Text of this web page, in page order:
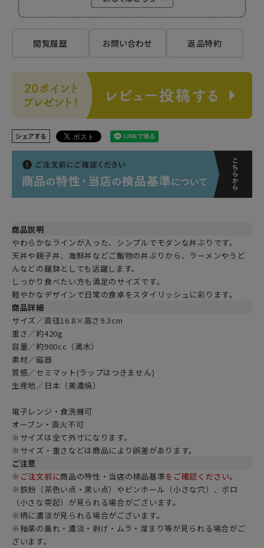
閲覧履歴 お問い合わせ 返品特約
シェアする
商品説明
やわらかなラインが入った、シンプルでモダンな丼ぶりです。
天丼や親子丼、海鮮丼などご飯物の丼ぶりから、ラーメンやうど
んなどの麺鉢としても活躍します。
しっかり食べたい方も満足のサイズです。
軽やかなデザインで日常の食卓をスタイリッシュに彩ります。
商品詳細
サイズ／直径16.8×高さ9.3cm
重さ／約420g
容量／約900cc（満水）
素材／磁器
質感／セミマット(ラップはつきません)
生産地／日本（美濃焼）
電子レンジ・食洗機可
オーブン・直火不可
※サイズは全て外寸になります。
※サイズ・重さなどは商品により誤差があります。
ご注意
※ご注文前に商品の特性・当店の検品基準をご確認ください。
※鉄粉（茶色い点・黒い点）やピンホール（小さな穴）、ボロ
（小さな突起）が見られる場合がございます。
※柄に濃淡が見られる場合がございます。
※釉薬の垂れ・濃淡・剥げ・ムラ・溜まり等が見られる場合がご
ざいます。